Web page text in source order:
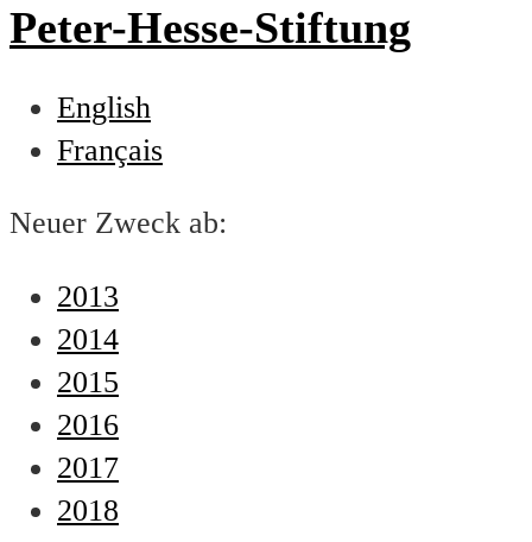
Peter-Hesse-Stiftung
English
Français
Neuer Zweck ab:
2013
2014
2015
2016
2017
2018